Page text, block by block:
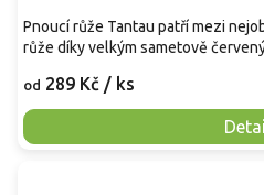
od 289 Kč / ks
Pnoucí růže Tantau patří mezi
růže díky velkým sametově